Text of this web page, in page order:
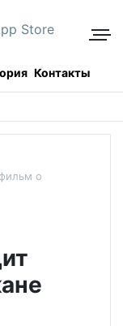
Контакты
кто все начинал
о